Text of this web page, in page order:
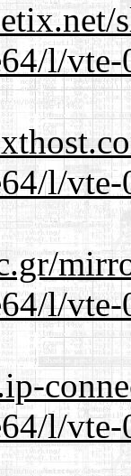
l/
l/
l/
l/